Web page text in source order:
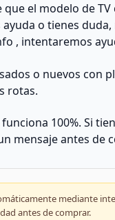
el modelo de
o tienes
, intentaremos
o nuevos con
rotas.
100%. Si
mensaje antes de
mediante
antes de comprar.